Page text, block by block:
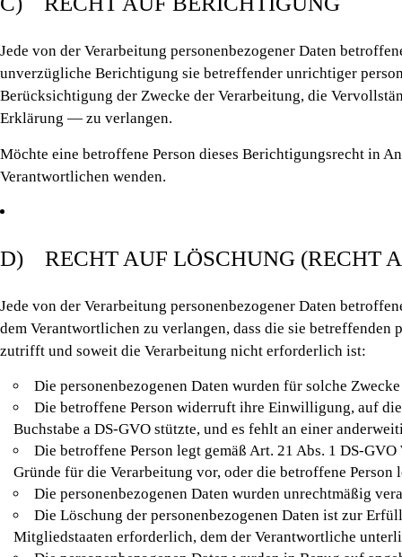
Jede von der Verarbeitung personenbezogener Daten
unverzügliche Berichtigung sie betreffender unrichtiger
Berücksichtigung der Zwecke der Verarbeitung, die
Erklärung — zu verlangen.
Möchte eine betroffene Person dieses Berichtigungsrecht in
Verantwortlichen wenden.
D) RECHT AUF LÖSCHUNG (RECHT
Jede von der Verarbeitung personenbezogener Daten
dem Verantwortlichen zu verlangen, dass die sie
zutrifft und soweit die Verarbeitung nicht erforderlich ist:
Die personenbezogenen Daten wurden für solche
Die betroffene Person widerruft ihre Einwilligung, auf
Buchstabe a DS-GVO stützte, und es fehlt an einer
Die betroffene Person legt gemäß Art. 21 Abs. 1 DS-
Gründe für die Verarbeitung vor, oder die betroffene
Die personenbezogenen Daten wurden unrechtmäßig
Die Löschung der personenbezogenen Daten ist zur
Mitgliedstaaten erforderlich, dem der Verantwortliche